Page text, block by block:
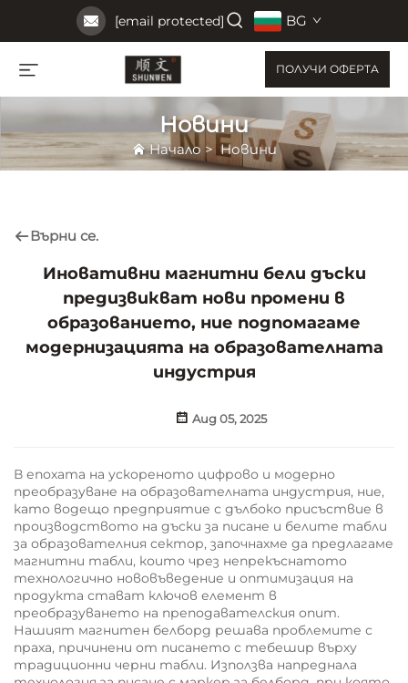
[email protected] BG
ПОЛУЧИ ОФЕРТА
Новини
Начало> Новини
Върни се.
Иновативни магнитни бели дъски
предизвикват нови промени в
образованието, ние подпомагаме
модернизацията на образователната
индустрия
Aug 05, 2025
В епохата на ускореното цифрово и модерно
преобразуване на образователната индустрия, ние,
като водещо предприятие с дълбоко присъствие в
производството на дъски за писане и белите табли
за образователния сектор, започнахме да предлагаме
магнитни табли, които чрез непрекъснатото
технологично нововъведение и оптимизация на
продукта стават ключов елемент в
преобразуването на преподавателския опит.
Нашият магнитен белборд решава проблемите с
праха, причинени от писането с тебешир върху
традиционни черни табли. Използва напреднала